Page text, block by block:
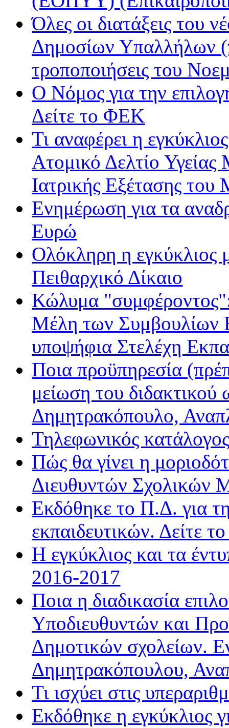
Όλες οι διατάξεις του
Δημοσίων Υπαλλήλων
τροποποιήσεις του
Ο Νόμος για την
Δείτε το ΦΕΚ
Τι αναφέρει η
Ατομικό Δελτίο
Ιατρικής Εξέτασης
Ενημέρωση για τα
Ευρώ
Ολόκληρη η εγκύκλιος
Πειθαρχικό Δίκαιο
Κώλυμα "συμφέροντος":
Μέλη των Συμβουλίων
υποψήφια Στελέχη
Ποια προϋπηρεσία
μείωση του
Δημητρακόπουλο,
Τηλεφωνικός
Πώς θα γίνει η
Διευθυντών Σχολικών
Εκδόθηκε το Π.Δ. για
εκπαιδευτικών. Δείτε
Η εγκύκλιος και τα
2016-2017
Ποια η διαδικασία
Υποδιευθυντών και
Δημοτικών σχολείων.
Δημητρακόπουλου,
Τι ισχύει στις
Εκδόθηκε η εγκύκλιος